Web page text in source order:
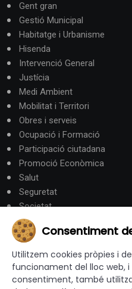
Gent gran
Gestió Municipal
Habitatge i Urbanisme
Hisenda
Intervenció General
Justícia
Medi Ambient
Mobilitat i Territori
Obres i serveis
Ocupació i Formació
Participació ciutadana
Promoció Econòmica
Salut
Seguretat
Societat
Turisme
Altres Canals
Consentiment
Utilitzem cookies pròpies i
funcionament del lloc web, i
consentiment, també